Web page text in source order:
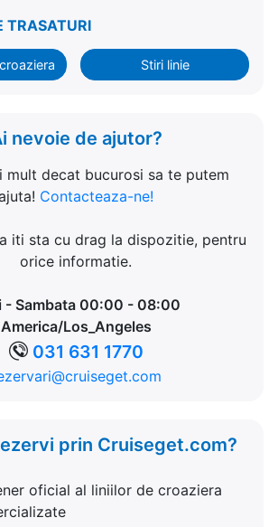
TRASATURI
Stiri linie
nevoie de ajutor?
mult decat bucurosi sa te putem
Contacteaza-ne!
iti sta cu drag la dispozitie, pentru
orice informatie.
- Sambata 00:00 - 08:00
America/Los_Angeles
031 631 1770
prin Cruiseget.com?
oficial al liniilor de croaziera